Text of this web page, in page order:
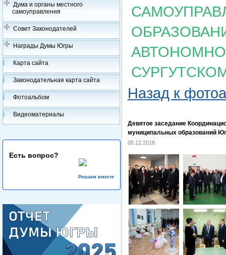
Дума и органы местного
самоуправления
Совет Законодателей
Награды Думы Югры
Карта сайта
Законодательная карта сайта
Фотоальбом
Видеоматериалы
Есть вопрос?
Решаем вместе
Назад к
Девятое заседание
муниципальных образований
05.12.2018